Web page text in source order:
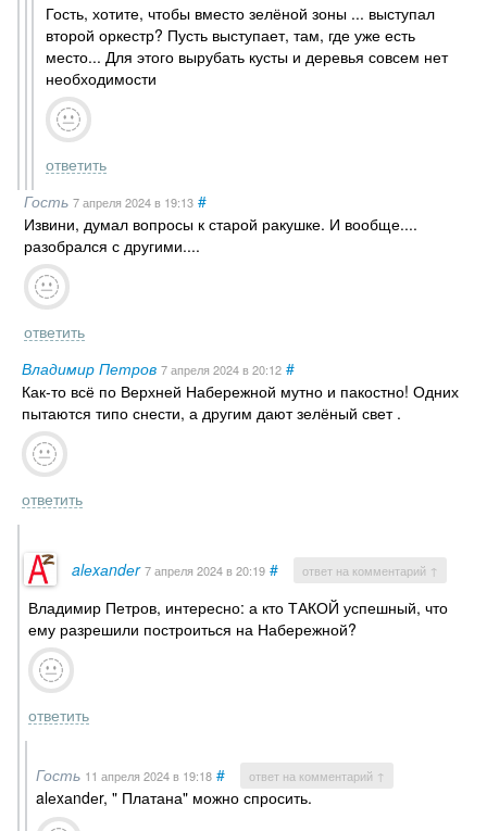
Гость, хотите, чтобы вместо зелёной зоны ... выступал
второй оркестр? Пусть выступает, там, где уже есть
место... Для этого вырубать кусты и деревья совсем нет
необходимости
ответить
Гость 7 апреля 2024в 19:13 #
Извини, думал вопросы к старой ракушке. И вообще....
разобрался с другими....
ответить
Владимир Петров 7 апреля 2024в 20:12 #
Как-то всё по Верхней Набережной мутно и пакостно! Одних
пытаются типо снести, а другим дают зелёный свет .
ответить
alеxаndеr 7 апреля 2024в 20:19 # ответ на комментарий ↑
Владимир Петров, интересно: а кто ТАКОЙ успешный, что
ему разрешили построиться на Набережной?
ответить
Гость 11 апреля 2024в 19:18 # ответ на комментарий ↑
alеxаndеr, " Платана" можно спросить.